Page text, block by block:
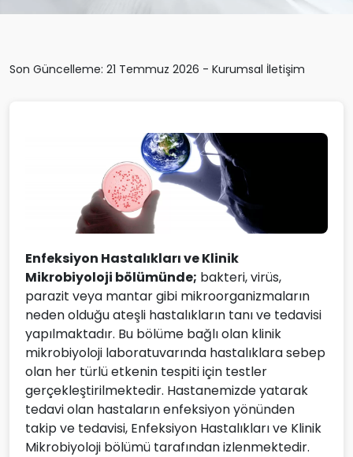
Son Güncelleme: 21 Temmuz 2026 - Kurumsal İletişim
Enfeksiyon Hastalıkları ve Klinik
Mikrobiyoloji bölümünde; bakteri, virüs,
parazit veya mantar gibi mikroorganizmaların
neden olduğu ateşli hastalıkların tanı ve tedavisi
yapılmaktadır. Bu bölüme bağlı olan klinik
mikrobiyoloji laboratuvarında hastalıklara sebep
olan her türlü etkenin tespiti için testler
gerçekleştirilmektedir. Hastanemizde yatarak
tedavi olan hastaların enfeksiyon yönünden
takip ve tedavisi, Enfeksiyon Hastalıkları ve Klinik
Mikrobiyoloji bölümü tarafından izlenmektedir.